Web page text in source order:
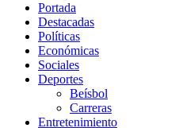
Portada
Destacadas
Políticas
Económicas
Sociales
Deportes
Beísbol
Carreras
Entretenimiento